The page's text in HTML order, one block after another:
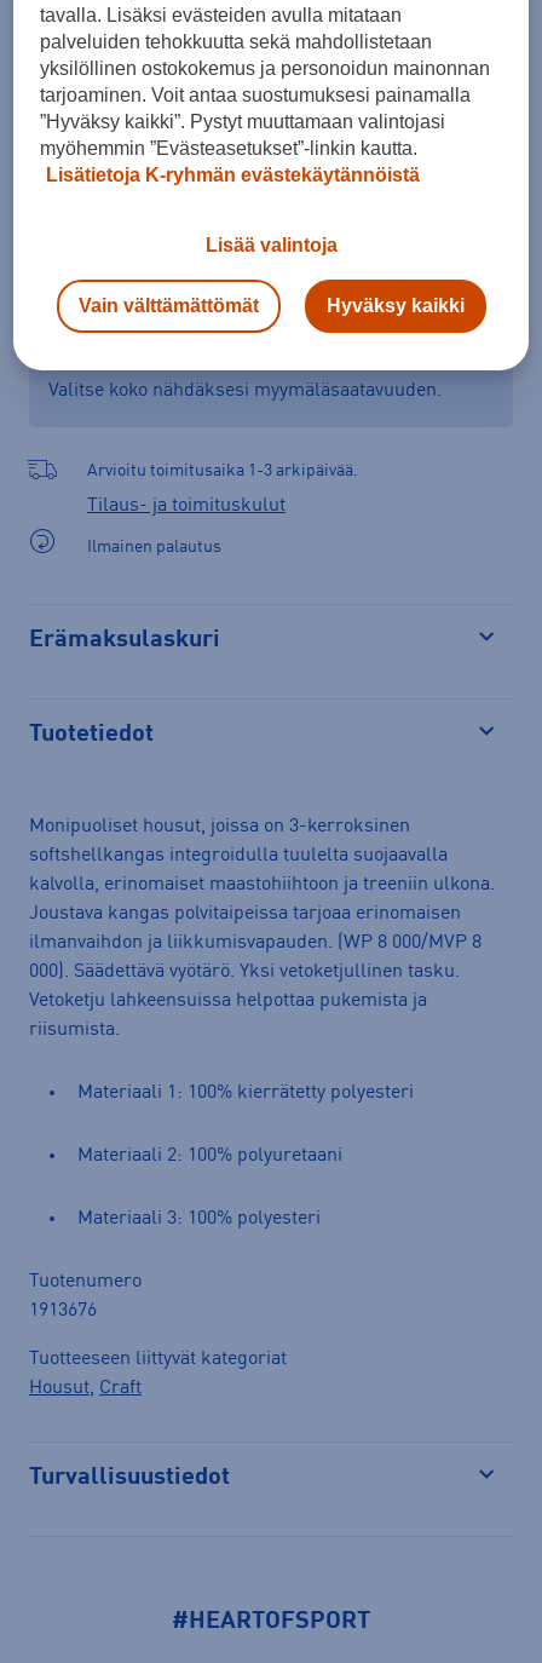
S M L XL XXL
Kokotaulukko
Verkkokauppa: Myymälät: Saatavilla
Valitse koko nähdäksesi myymäläsaatavuuden.
Arvioitu toimitusaika 1-3 arkipäivää.
Tilaus- ja toimituskulut
Ilmainen palautus
Erämaksulaskuri
Tuotetiedot
Monipuoliset housut, joissa on 3-kerroksinen
softshellkangas integroidulla tuulelta suojaavalla
kalvolla, erinomaiset maastohiihtoon ja treeniin ulkona.
Joustava kangas polvitaipeissa tarjoaa erinomaisen
ilmanvaihdon ja liikkumisvapauden. (WP 8 000/MVP 8
000). Säädettävä vyötärö. Yksi vetoketjullinen tasku.
Vetoketju lahkeensuissa helpottaa pukemista ja
riisumista.
Materiaali 1: 100% kierrätetty polyesteri
Materiaali 2: 100% polyuretaani
Materiaali 3: 100% polyesteri
Tuotenumero
1913676
Tuotteeseen liittyvät kategoriat
Housut, Craft
Turvallisuustiedot
#HEARTOFSPORT
tavalla. Lisäksi evästeiden avulla mitataan
palveluiden tehokkuutta sekä mahdollistetaan
yksilöllinen ostokokemus ja personoidun mainonnan
tarjoaminen. Voit antaa suostumuksesi painamalla
”Hyväksy kaikki”. Pystyt muuttamaan valintojasi
myöhemmin ”Evästeasetukset”-linkin kautta.
Lisätietoja K-ryhmän evästekäytännöistä
Lisää valintoja
Vain välttämättömät Hyväksy kaikki